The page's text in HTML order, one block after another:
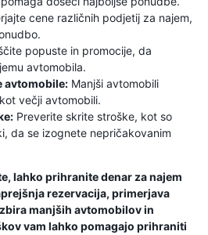
cene različnih podjetij za najem,
popuste in promocije, da
avtomobila.
avtomobile: Manjši avtomobili
večji avtomobili.
Preverite skrite stroške, kot so
da se izognete nepričakovanim
lahko prihranite denar za najem
rezervacija, primerjava
manjših avtomobilov in
vam lahko pomagajo prihraniti